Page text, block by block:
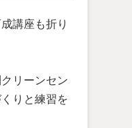
講座も折り
リーンセン
りと練習を